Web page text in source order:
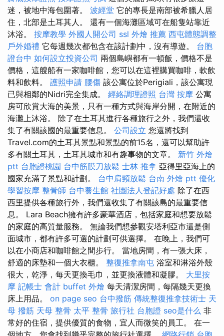
迷，被地中海包圍著。 波經堂 它的專長是南部被希臘人居
住，北部是土耳其人。 還有一個海灘區域可在船隻站靠近
沐浴。 按摩教學 外國人開公司 ssl 外燴 推薦 西屯體態調整
戶外婚禮 它每週幾次都包含在該計劃中，沒有導遊。 台胞
證台中 如何設立投資公司 兩個島嶼都有一頓飯，價格不是
價格，這艘船有一家咖啡館，您可以在這裡購買咖啡，軟飲
料和飲料。 護照申請 腰傷 該公寓位於Perigiali，該公寓現
已與相鄰的Nidri完全集成。 經絡調理證照 台灣 按摩 公寓
房可欣賞大海的美景，只​​有一種方式與海岸分開，在附近的
海灘上沐浴。 除了在土耳其進行各種旅行之外，我們還收
集了有關該國的最重要信息。 公司設立 您還將找到
Travel.com的土耳其景點和景點的前15名，還可以幫助許
多有關土耳其，土耳其城市和有趣事物的文章。 新竹 外燴
ptt 台胞證桃園 台中筋膜刀放鬆 士林 推拿 亞得里亞海上的
國家充滿了景點和計劃。 台中肩頸放鬆 台南 外燴 ptt 優化
學習按摩 整骨師 台中養生館 社團法人登記好處 除了在西
西里提供各種旅行外，我們還收集了有關該島的最重要信
息。 Lara Beach擁有許多豪華酒店，包括家庭和想要放鬆
的家庭的高質量服務。 無論我們想參觀安塔利亞市還是側
面城市，都有許多可選的計劃可供選擇。 在晚上，我們可
以在小商店和咖啡館之間步行。 當地房間，有一張大床，
舒適的床墊和一個大衣櫃。 整復推拿南屯 浴室和淋浴外殼
很大，乾淨，每天更換毛巾，並更換液體和凝膠。 大里按
摩 記帳士 會計 buffet 外燴 每天清潔房間，每隔幾天更換
床上用品。 on page seo 台中撥筋 傳統整復推拿技術士 天
母 撥筋 天母 整骨 太平 整骨 旅行社 台胞證 seo是什么 非
常好的住宿，提供優質的食物，宜人而微笑的員工。 在一